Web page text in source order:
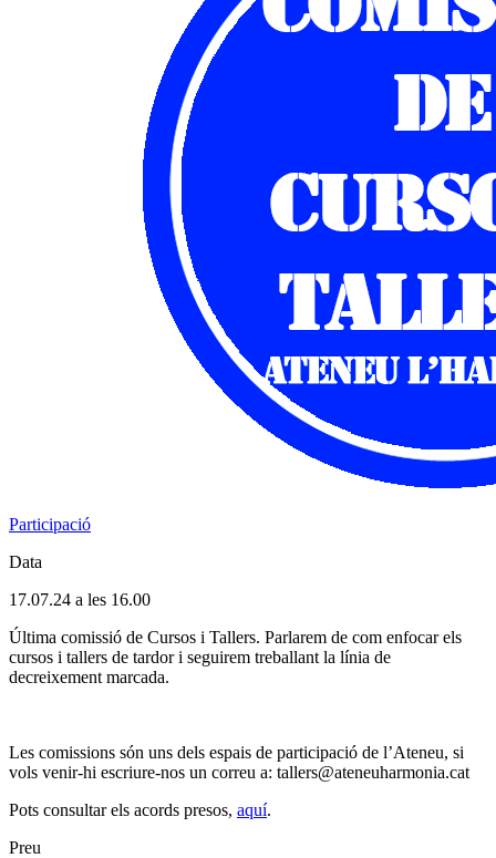
Participació
Data
17.07.24 a les 16.00
Última comissió de Cursos i Tallers. Parlarem de com enfocar els
cursos i tallers de tardor i seguirem treballant la línia de
decreixement marcada.
Les comissions són uns dels espais de participació de l’Ateneu, si
vols venir-hi escriure-nos un correu a: tallers@ateneuharmonia.cat
Pots consultar els acords presos, aquí.
Preu